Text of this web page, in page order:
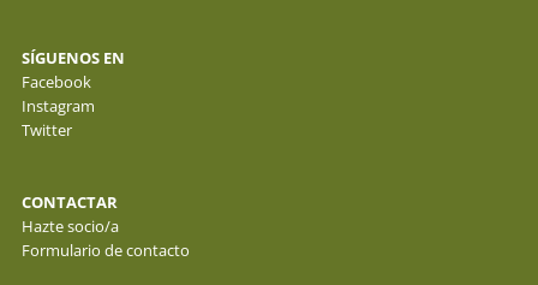
SÍGUENOS EN
Facebook
Instagram
Twitter
CONTACTAR
Hazte socio/a
Formulario de contacto